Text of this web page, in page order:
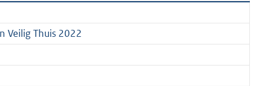
Veilig Thuis 2022